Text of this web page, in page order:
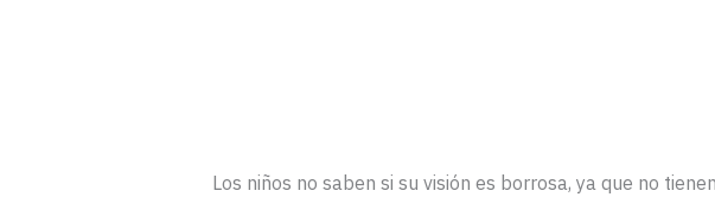
Los niños no saben si su visión es borrosa, ya que no